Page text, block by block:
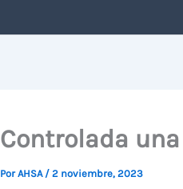
Controlada
PorAHSA / 2 noviembre, 2023